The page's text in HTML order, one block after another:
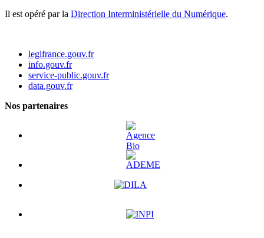
Il est opéré par la Direction Interministérielle du Numérique.
legifrance.gouv.fr
info.gouv.fr
service-public.gouv.fr
data.gouv.fr
Nos partenaires